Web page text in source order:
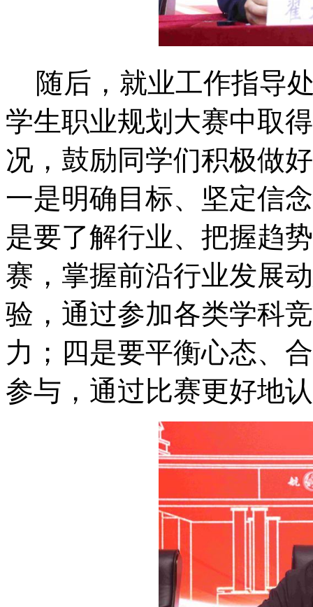
随后，就业工作指导
学生职业规划大赛中取
况，鼓励同学们积极做
一是明确目标、坚定信
是要了解行业、把握趋
赛，掌握前沿行业发展
验，通过参加各类学科
力；四是要平衡心态、
参与，通过比赛更好地